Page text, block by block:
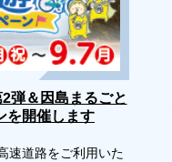
弾＆因島まるごと
を開催します
道路をご利用いた